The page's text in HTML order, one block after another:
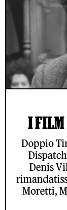
I
Doppio
Denis
Moretti,